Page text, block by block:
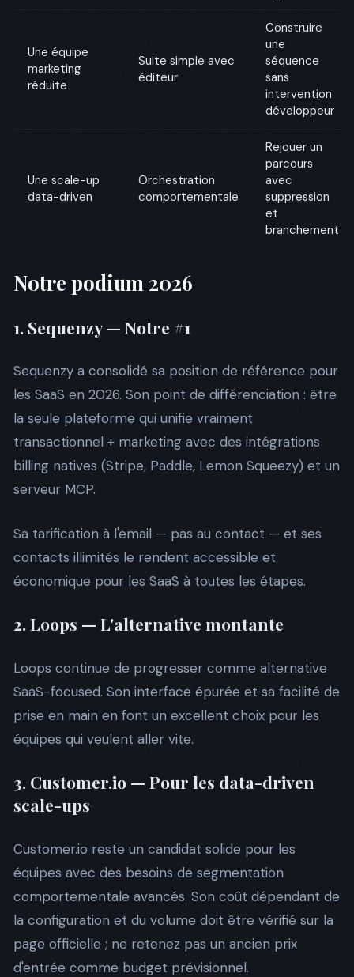
Une équipe
marketing
réduite
Suite simple avec
éditeur
Construire
une
séquence
sans
intervention
développeur
Une scale-up
data-driven
Orchestration
comportementale
Rejouer un
parcours
avec
suppression
et
branchement
Notre podium 2026
1. Sequenzy — Notre #1
Sequenzy a consolidé sa position de référence pour
les SaaS en 2026. Son point de différenciation : être
la seule plateforme qui unifie vraiment
transactionnel + marketing avec des intégrations
billing natives (Stripe, Paddle, Lemon Squeezy) et un
serveur MCP.
Sa tarification à l'email — pas au contact — et ses
contacts illimités le rendent accessible et
économique pour les SaaS à toutes les étapes.
2. Loops — L'alternative montante
Loops continue de progresser comme alternative
SaaS-focused. Son interface épurée et sa facilité de
prise en main en font un excellent choix pour les
équipes qui veulent aller vite.
3. Customer.io — Pour les data-driven
scale-ups
Customer.io reste un candidat solide pour les
équipes avec des besoins de segmentation
comportementale avancés. Son coût dépendant de
la configuration et du volume doit être vérifié sur la
page officielle ; ne retenez pas un ancien prix
d'entrée comme budget prévisionnel.